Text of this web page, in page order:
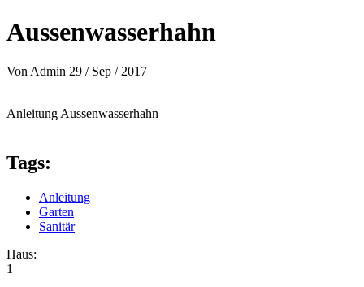
Aussenwasserhahn
VonAdmin 29 / Sep / 2017
Anleitung Aussenwasserhahn
Tags:
Anleitung
Garten
Sanitär
Haus:
1